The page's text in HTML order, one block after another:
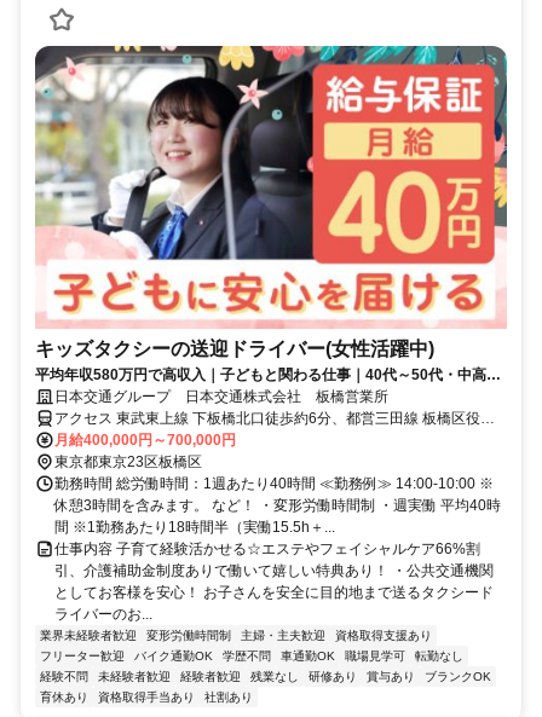
キッズタクシーの送迎ドライバー(女性活躍中)
平均年収580万円で高収入｜子どもと関わる仕事｜40代～50代・中高
年・ミドルシニア活躍｜業界No1
日本交通グループ 日本交通株式会社 板橋営業所
アクセス 東武東上線 下板橋北口徒歩約6分、都営三田線 板橋区役所
前A2口徒歩約7分、東武東上線 大山（東京都）北口徒歩約8分 自転
車・バイク通勤ＯＫ！
月給400,000円～700,000円
東京都東京23区板橋区
勤務時間 総労働時間：1週あたり40時間 ≪勤務例≫ 14:00-10:00 ※
休憩3時間を含みます。 など！ ・変形労働時間制 ・週実働 平均40時
間 ※1勤務あたり18時間半（実働15.5h＋...
仕事内容 子育て経験活かせる☆エステやフェイシャルケア66%割
引、介護補助金制度ありで働いて嬉しい特典あり！ ・公共交通機関
としてお客様を安心！ お子さんを安全に目的地まで送るタクシード
ライバーのお...
業界未経験者歓迎 変形労働時間制 主婦・主夫歓迎
資格取得支援あり
フリーター歓迎
バイク通勤OK 学歴不問 車通勤OK 職場見学可
転勤なし
経験不問
未経験者歓迎 経験者歓迎 残業なし 研修あり 賞与あり
ブランクOK
育休あり
資格取得手当あり 社割あり